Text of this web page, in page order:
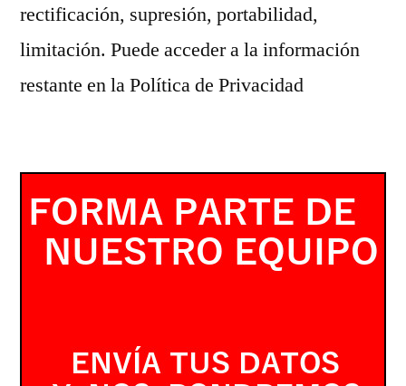
rectificación, supresión, portabilidad,
limitación. Puede acceder a la información
restante en la Política de Privacidad